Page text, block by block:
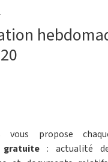
vous propose
: actualité